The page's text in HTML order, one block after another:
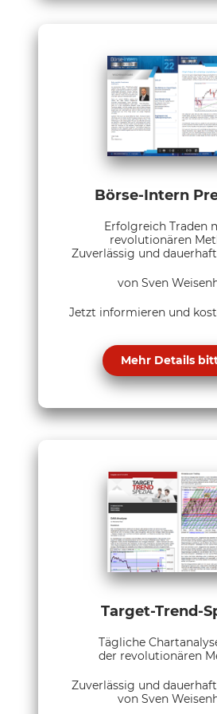
Börse-Intern
Erfolgreich Traden
revolutionären
Zuverlässig und
von Sven
Jetzt informieren und
Mehr Details
Target-Trend-
Tägliche
der revolutionären
Zuverlässig und
von Sven